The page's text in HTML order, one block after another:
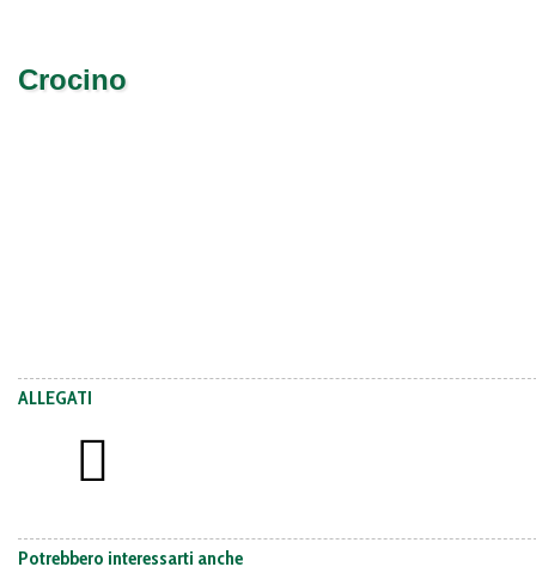
Crocino
ALLEGATI
Potrebbero interessarti anche